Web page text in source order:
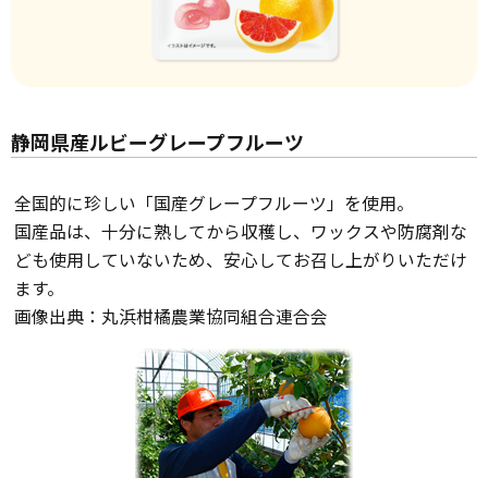
静岡県産ルビーグレープフルーツ
全国的に珍しい「国産グレープフルーツ」を使用。
国産品は、十分に熟してから収穫し、ワックスや防腐剤な
ども使用していないため、安心してお召し上がりいただけ
ます。
画像出典：丸浜柑橘農業協同組合連合会